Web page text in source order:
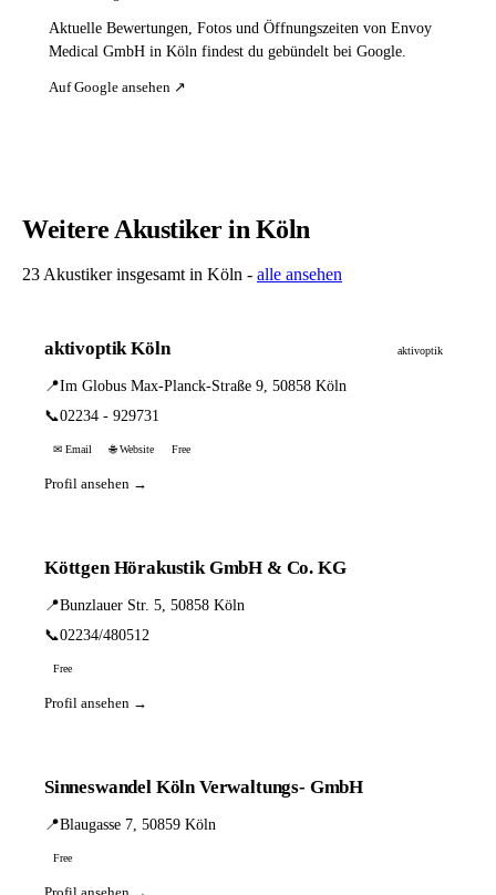
Aktuelle Bewertungen, Fotos und Öffnungszeiten von Envoy
Medical GmbH in Köln findest du gebündelt bei Google.
Auf Google ansehen ↗
Weitere Akustiker in Köln
23 Akustiker insgesamt in Köln - alle ansehen
aktivoptik Köln aktivoptik
📍Im Globus Max-Planck-Straße 9, 50858 Köln
📞02234 - 929731
✉ Email 🌐 Website Free
Profil ansehen →
Köttgen Hörakustik GmbH & Co. KG
📍Bunzlauer Str. 5, 50858 Köln
📞02234/480512
Free
Profil ansehen →
Sinneswandel Köln Verwaltungs- GmbH
📍Blaugasse 7, 50859 Köln
Free